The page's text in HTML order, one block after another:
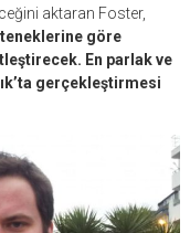
aktaran Foster,
göre
En parlak ve
gerçekleştirmesi